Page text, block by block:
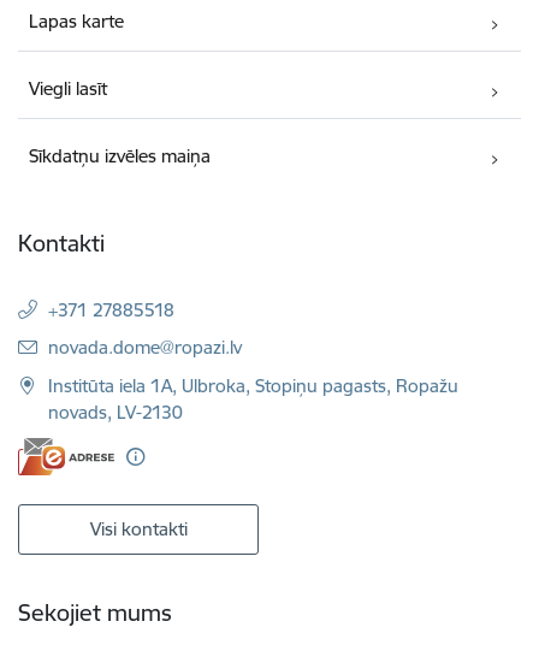
Lapas karte
Viegli lasīt
Sīkdatņu izvēles maiņa
Kontakti
+371 27885518
E-pasts:
novada.dome@ropazi.lv
Institūta iela 1A, Ulbroka, Stopiņu pagasts, Ropažu
novads, LV-2130
Visi kontakti
Sekojiet mums